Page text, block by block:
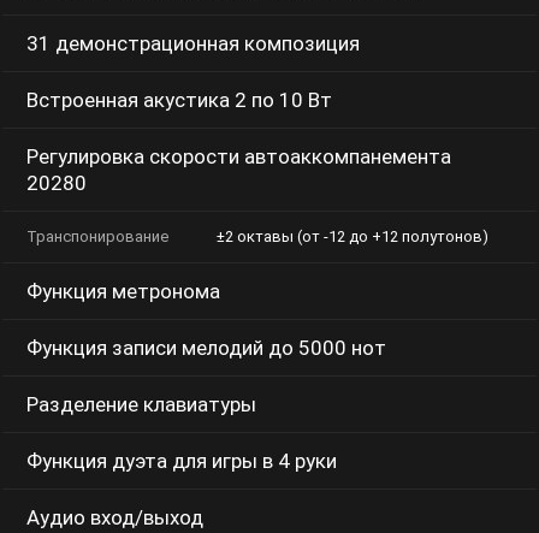
31 демонстрационная композиция
Встроенная акустика 2 по 10 Вт
Регулировка скорости автоаккомпанемента
20280
Транспонирование ±2 октавы (от -12 до +12 полутонов)
Функция метронома
Функция записи мелодий до 5000 нот
Разделение клавиатуры
Функция дуэта для игры в 4 руки
Аудио вход/выход